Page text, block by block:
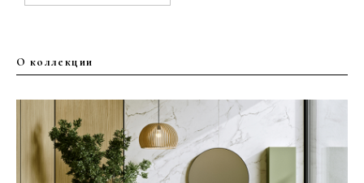
О коллекции